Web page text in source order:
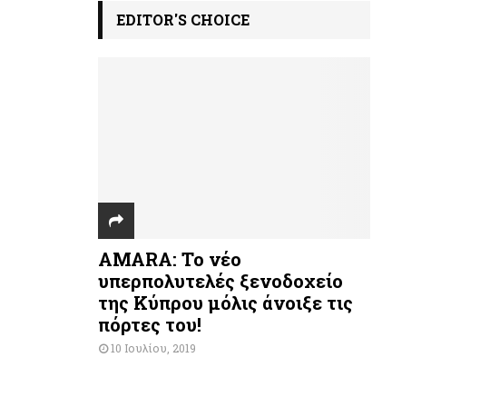
EDITOR'S CHOICE
AMARA: Το νέο
υπερπολυτελές ξενοδοχείο
της Κύπρου μόλις άνοιξε τις
πόρτες του!
10 Ιουλίου, 2019